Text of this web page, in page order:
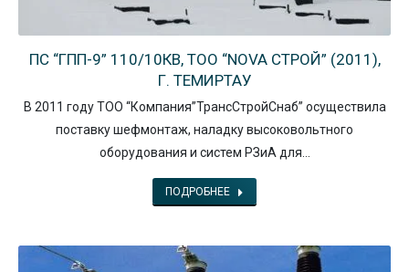
ПС “ГПП-9” 110/10КВ, ТОО “NOVA СТРОЙ” (2011),
Г. ТЕМИРТАУ
В 2011 году ТОО “Компания”ТрансСтройСнаб” осуществила
поставку шефмонтаж, наладку высоковольтного
оборудования и систем РЗиА для…
ПОДРОБНЕЕ